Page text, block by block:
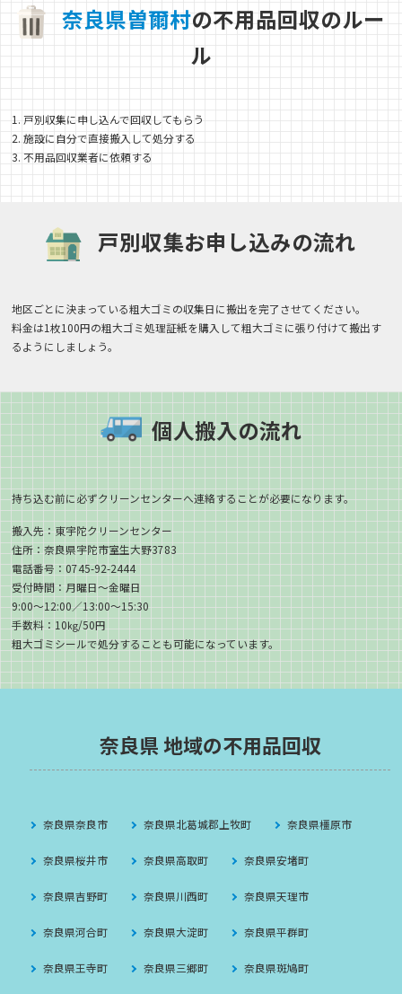
奈良県曽爾村の不用品回収のルー
ル
1. 戸別収集に申し込んで回収してもらう
2. 施設に自分で直接搬入して処分する
3. 不用品回収業者に依頼する
戸別収集お申し込みの流れ
地区ごとに決まっている粗大ゴミの収集日に搬出を完了させてください。
料金は1枚100円の粗大ゴミ処理証紙を購入して粗大ゴミに張り付けて搬出す
るようにしましょう。
個人搬入の流れ
持ち込む前に必ずクリーンセンターへ連絡することが必要になります。
搬入先：東宇陀クリーンセンター
住所：奈良県宇陀市室生大野3783
電話番号：0745-92-2444
受付時間：月曜日～金曜日
9:00～12:00／13:00～15:30
手数料：10㎏/50円
粗大ゴミシールで処分することも可能になっています。
奈良県 地域の不用品回収
奈良県奈良市 奈良県北葛城郡上牧町 奈良県橿原市
奈良県桜井市 奈良県高取町 奈良県安堵町
奈良県吉野町 奈良県川西町 奈良県天理市
奈良県河合町 奈良県大淀町 奈良県平群町
奈良県王寺町 奈良県三郷町 奈良県斑鳩町